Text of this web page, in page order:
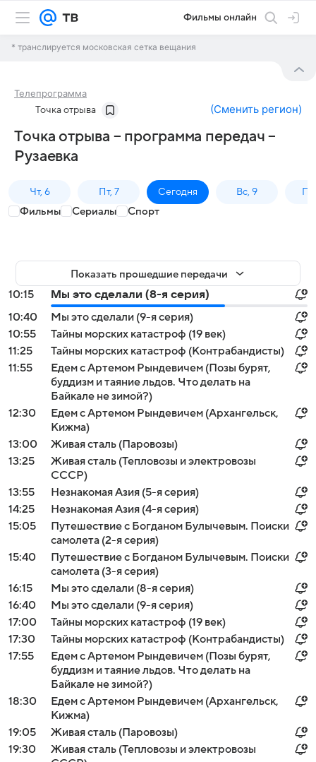
Фильмы онлайн
* транслируется московская сетка вещания
Телепрограмма
Точка отрыва (Сменить регион)
Точка отрыва – программа передач –
Рузаевка
Чт, 6 Пт, 7 Сегодня Вс, 9
Фильмы Сериалы Спорт
Показать прошедшие передачи
10:15
Мы это сделали (8-я серия)
10:40
Мы это сделали (9-я серия)
10:55
Тайны морских катастроф (19 век)
11:25
Тайны морских катастроф (Контрабандисты)
11:55
Едем с Артемом Рындевичем (Позы бурят,
буддизм и таяние льдов. Что делать на
Байкале не зимой?)
12:30
Едем с Артемом Рындевичем (Архангельск,
Кижма)
13:00
Живая сталь (Паровозы)
13:25
Живая сталь (Тепловозы и электровозы
СССР)
13:55
Незнакомая Азия (5-я серия)
14:25
Незнакомая Азия (4-я серия)
15:05
Путешествие с Богданом Булычевым. Поиски
самолета (2-я серия)
15:40
Путешествие с Богданом Булычевым. Поиски
самолета (3-я серия)
16:15
Мы это сделали (8-я серия)
16:40
Мы это сделали (9-я серия)
17:00
Тайны морских катастроф (19 век)
17:30
Тайны морских катастроф (Контрабандисты)
17:55
Едем с Артемом Рындевичем (Позы бурят,
буддизм и таяние льдов. Что делать на
Байкале не зимой?)
18:30
Едем с Артемом Рындевичем (Архангельск,
Кижма)
19:05
Живая сталь (Паровозы)
19:30
Живая сталь (Тепловозы и электровозы